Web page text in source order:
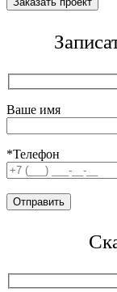
Ваше имя
*Телефон